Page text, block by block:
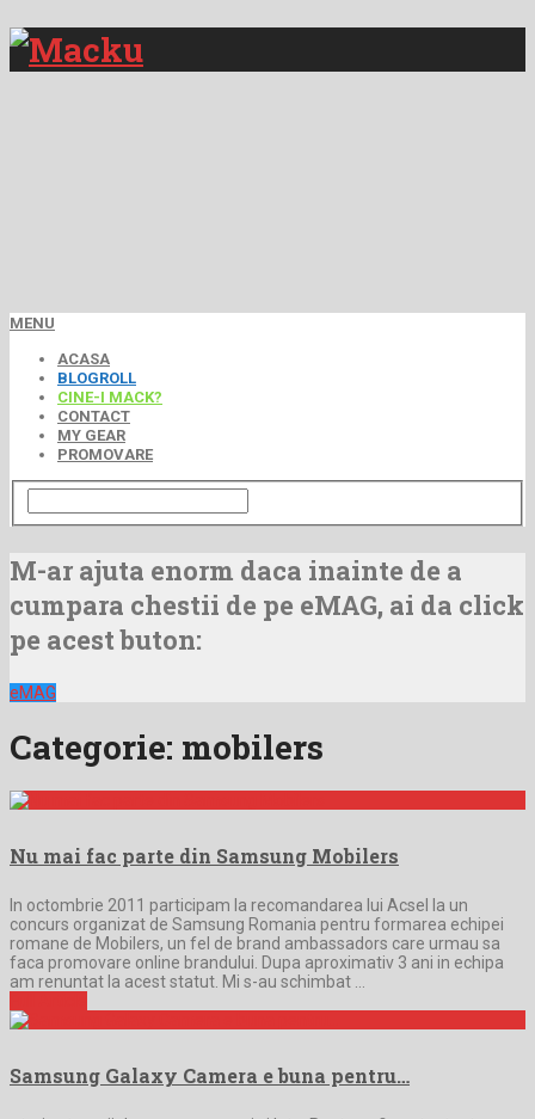
MENU
ACASA
BLOGROLL
CINE-I MACK?
CONTACT
MY GEAR
PROMOVARE
M-ar ajuta enorm daca inainte de a
cumpara chestii de pe eMAG, ai da click
pe acest buton:
eMAG
Categorie: mobilers
Nu mai fac parte din Samsung Mobilers
In octombrie 2011 participam la recomandarea lui Acsel la un
concurs organizat de Samsung Romania pentru formarea echipei
romane de Mobilers, un fel de brand ambassadors care urmau sa
faca promovare online brandului. Dupa aproximativ 3 ani in echipa
am renuntat la acest statut. Mi s-au schimbat …
Samsung Galaxy Camera e buna pentru…